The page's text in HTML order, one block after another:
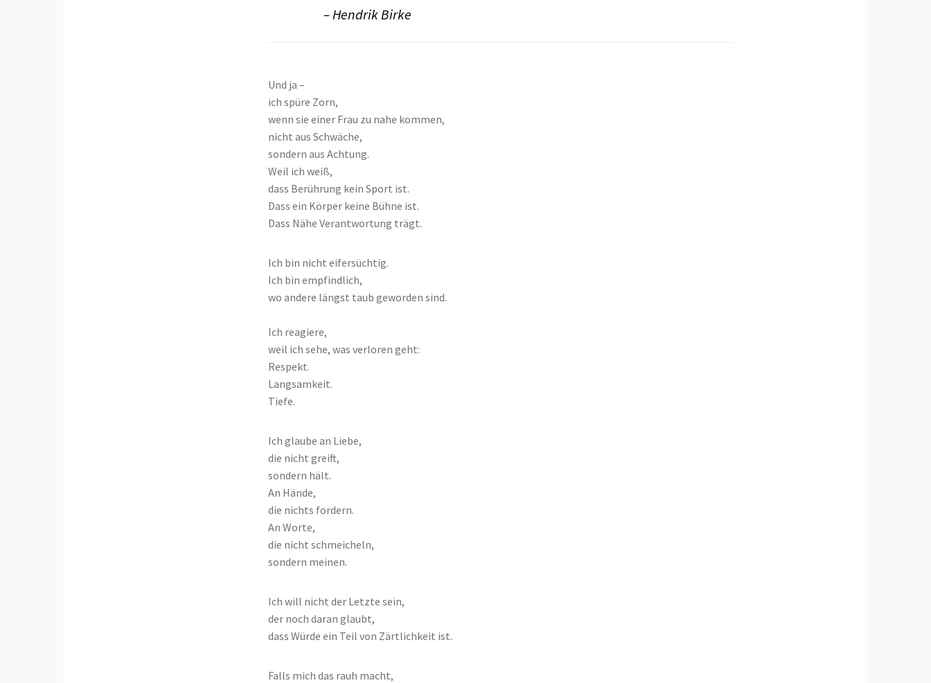
– Hendrik Birke
Und ja –
ich spüre Zorn,
wenn sie einer Frau zu nahe kommen,
nicht aus Schwäche,
sondern aus Achtung.
Weil ich weiß,
dass Berührung kein Sport ist.
Dass ein Körper keine Bühne ist.
Dass Nähe Verantwortung trägt.
Ich bin nicht eifersüchtig.
Ich bin empfindlich,
wo andere längst taub geworden sind.
Ich reagiere,
weil ich sehe, was verloren geht:
Respekt.
Langsamkeit.
Tiefe.
Ich glaube an Liebe,
die nicht greift,
sondern hält.
An Hände,
die nichts fordern.
An Worte,
die nicht schmeicheln,
sondern meinen.
Ich will nicht der Letzte sein,
der noch daran glaubt,
dass Würde ein Teil von Zärtlichkeit ist.
Falls mich das rauh macht,